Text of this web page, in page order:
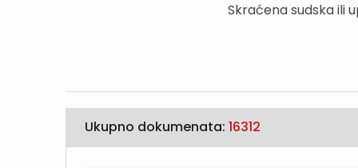
Skraćena sudska ili
Ukupno dokumenata: 16312